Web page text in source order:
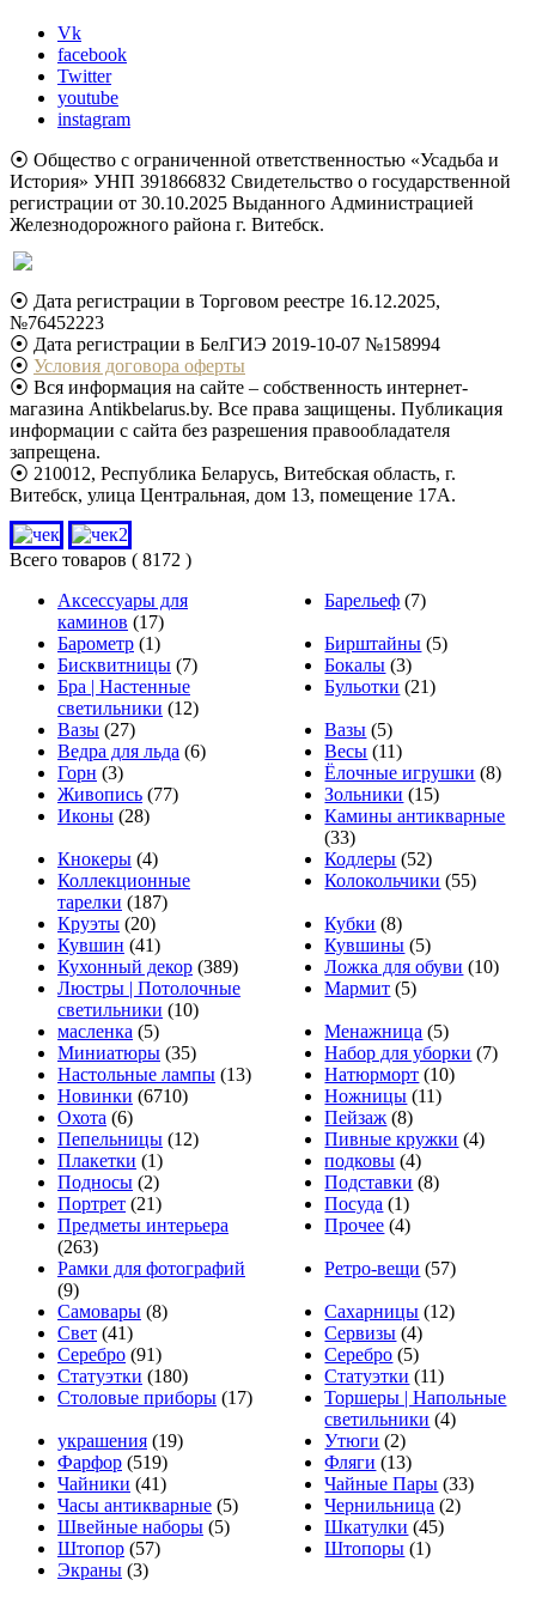
Vk
facebook
Twitter
youtube
instagram
⦿ Общество с ограниченной ответственностью «Усадьба и
История» УНП 391866832 Свидетельство о государственной
регистрации от 30.10.2025 Выданного Администрацией
Железнодорожного района г. Витебск.
⦿ Дата регистрации в Торговом реестре 16.12.2025,
№76452223
⦿ Дата регистрации в БелГИЭ 2019-10-07 №158994
⦿ Условия договора оферты
⦿ Вся информация на сайте – собственность интернет-
магазина Antikbelarus.by. Все права защищены. Публикация
информации с сайта без разрешения правообладателя
запрещена.
⦿ 210012, Республика Беларусь, Витебская область, г.
Витебск, улица Центральная, дом 13, помещение 17А.
Всего товаров ( 8172 )
Аксессуары для
каминов (17)
Барельеф (7)
Барометр (1) Бирштайны (5)
Бисквитницы (7) Бокалы (3)
Бра | Настенные
светильники (12)
Бульотки (21)
Вазы (27) Вазы (5)
Ведра для льда (6) Весы (11)
Горн (3) Ёлочные игрушки (8)
Живопись (77) Зольники (15)
Иконы (28)
Камины антикварные
(33)
Кнокеры (4) Кодлеры (52)
Коллекционные
тарелки (187)
Колокольчики (55)
Круэты (20) Кубки (8)
Кувшин (41) Кувшины (5)
Кухонный декор (389) Ложка для обуви (10)
Люстры | Потолочные
светильники (10)
Мармит (5)
масленка (5) Менажница (5)
Миниатюры (35) Набор для уборки (7)
Настольные лампы (13) Натюрморт (10)
Новинки (6710) Ножницы (11)
Охота (6) Пейзаж (8)
Пепельницы (12) Пивные кружки (4)
Плакетки (1) подковы (4)
Подносы (2) Подставки (8)
Портрет (21) Посуда (1)
Предметы интерьера
(263)
Прочее (4)
Рамки для фотографий
(9)
Ретро-вещи (57)
Самовары (8) Сахарницы (12)
Свет (41) Сервизы (4)
Серебро (91) Серебро (5)
Статуэтки (180) Статуэтки (11)
Столовые приборы (17)
Торшеры | Напольные
светильники (4)
украшения (19) Утюги (2)
Фарфор (519) Фляги (13)
Чайники (41) Чайные Пары (33)
Часы антикварные (5) Чернильница (2)
Швейные наборы (5) Шкатулки (45)
Штопор (57) Штопоры (1)
Экраны (3)